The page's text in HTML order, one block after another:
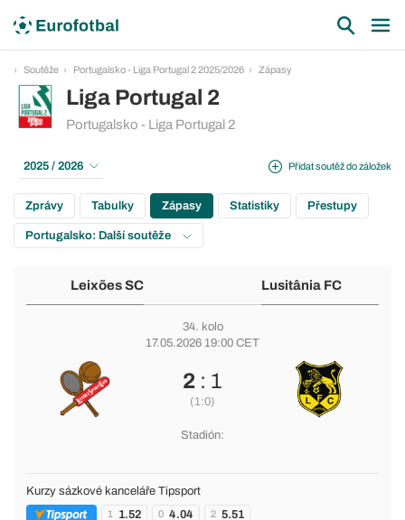
Soutěže Portugalsko - Liga Portugal 2 2025/2026 Zápasy
Liga Portugal 2
Portugalsko - Liga Portugal 2
Přidat soutěž do záložek
2025 / 2026
Zprávy Tabulky Zápasy Statistiky Přestupy
Portugalsko: Další soutěže
Leixões SC Lusitânia FC
34. kolo
17.05.2026 19:00 CET
2: 1
(1:0)
Stadión:
Kurzy sázkové kanceláře Tipsport
1 1.52 0 4.04 2 5.51